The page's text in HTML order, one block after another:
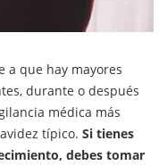
a que hay mayores
durante o después
médica más
típico. Si tienes
debes tomar